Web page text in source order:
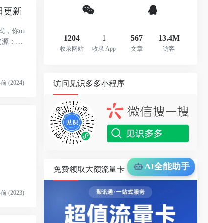
更新
，你ou
：
(2024)
(2023)
1204
收录网站
1
收录 App
567
文章
13.4M
访客
访问见识多多小程序
免费领取大额流量卡 AI全能助手